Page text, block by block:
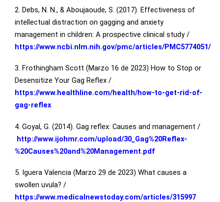
2. Debs, N. N., & Aboujaoude, S. (2017). Effectiveness of
intellectual distraction on gagging and anxiety
management in children: A prospective clinical study /
https://www.ncbi.nlm.nih.gov/pmc/articles/PMC5774051/
3. Frothingham Scott (Marzo 16 de 2023) How to Stop or
Desensitize Your Gag Reflex /
https://www.healthline.com/health/how-to-get-rid-of-
gag-reflex
4. Goyal, G. (2014). Gag reflex: Causes and management /
http://www.ijohmr.com/upload/30_Gag%20Reflex-
%20Causes%20and%20Management.pdf
5. Iguera Valencia (Marzo 29 de 2023) What causes a
swollen uvula? /
https://www.medicalnewstoday.com/articles/315997